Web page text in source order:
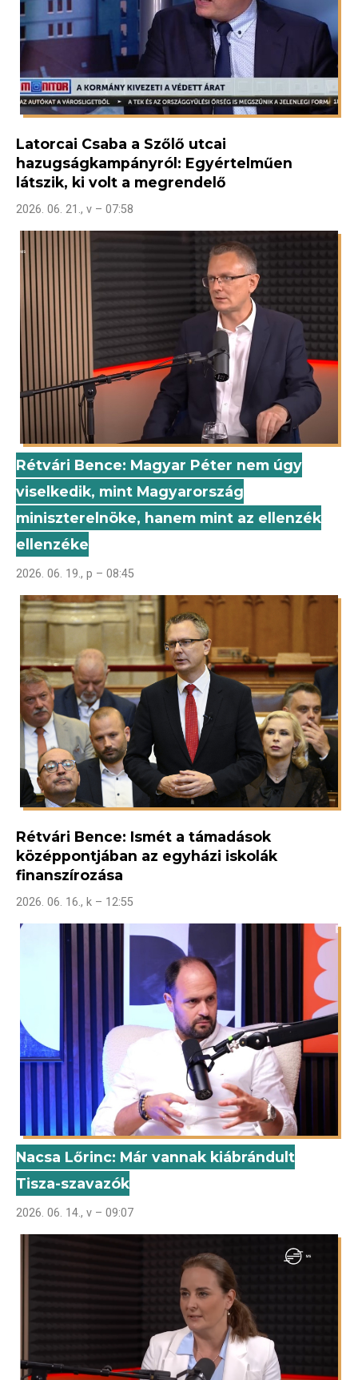
Latorcai Csaba a Szőlő utcai
hazugságkampányról: Egyértelműen
látszik, ki volt a megrendelő
2026. 06. 21., v – 07:58
Rétvári Bence: Magyar Péter nem úgy
viselkedik, mint Magyarország
miniszterelnöke, hanem mint az ellenzék
ellenzéke
2026. 06. 19., p – 08:45
Rétvári Bence: Ismét a támadások
középpontjában az egyházi iskolák
finanszírozása
2026. 06. 16., k – 12:55
Nacsa Lőrinc: Már vannak kiábrándult
Tisza-szavazók
2026. 06. 14., v – 09:07